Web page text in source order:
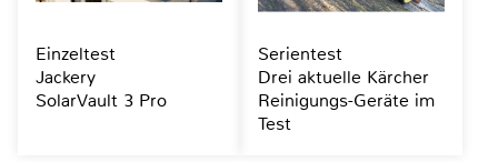
Einzeltest
Jackery
SolarVault 3 Pro
Serientest
Drei aktuelle Kärcher
Reinigungs-Geräte im
Test